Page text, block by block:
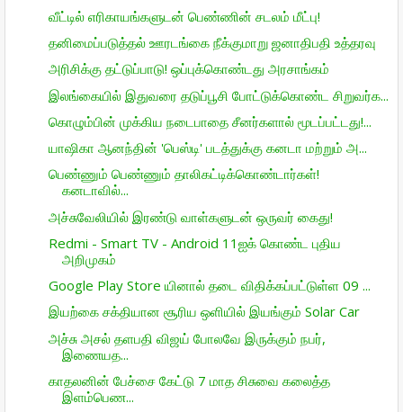
வீட்டில் எரிகாயங்களுடன் பெண்ணின் சடலம் மீட்பு!
தனிமைப்படுத்தல் ஊரடங்கை நீக்குமாறு ஜனாதிபதி உத்தரவு
அரிசிக்கு தட்டுப்பாடு! ஒப்புக்கொண்டது அரசாங்கம்
இலங்கையில் இதுவரை தடுப்பூசி போட்டுக்கொண்ட சிறுவர்க...
கொழும்பின் முக்கிய நடைபாதை சீனர்களால் மூடப்பட்டது!...
யாஷிகா ஆனந்தின் 'பெஸ்டி' படத்துக்கு கனடா மற்றும் அ...
பெண்ணும் பெண்ணும் தாலிகட்டிக்கொண்டார்கள்!
கனடாவில்...
அச்சுவேலியில் இரண்டு வாள்களுடன் ஒருவர் கைது!
Redmi - Smart TV - Android 11ஐக் கொண்ட புதிய
அறிமுகம்
Google Play Store யினால் தடை விதிக்கப்பட்டுள்ள 09 ...
இயற்கை சக்தியான சூரிய ஒளியில் இயங்கும் Solar Car
அச்சு அசல் தளபதி விஜய் போலவே இருக்கும் நபர்,
இணையத...
காதலனின் பேச்சை கேட்டு 7 மாத சிசுவை கலைத்த
இளம்பெண...